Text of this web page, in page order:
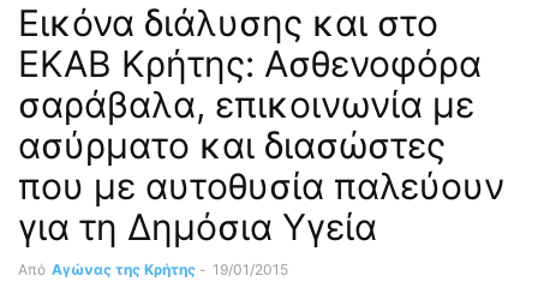
Εικόνα διάλυσης και στο
ΕΚΑΒ Κρήτης: Ασθενοφόρα
σαράβαλα, επικοινωνία με
ασύρματο και διασώστες
που με αυτοθυσία παλεύουν
για τη Δημόσια Υγεία
Από Αγώνας της Κρήτης - 19/01/2015